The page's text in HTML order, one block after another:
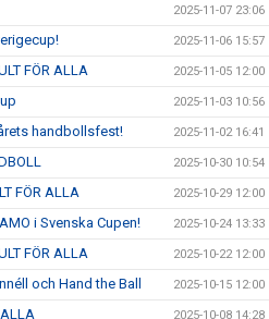
2025-11-07 23:06
2025-11-06 15:57
FÖR ALLA 2025-11-05 12:00
2025-11-03 10:56
handbollsfest! 2025-11-02 16:41
2025-10-30 10:54
FÖR ALLA 2025-10-29 12:00
i Svenska Cupen! 2025-10-24 13:33
FÖR ALLA 2025-10-22 12:00
och Hand the Ball 2025-10-15 12:00
2025-10-08 14:28